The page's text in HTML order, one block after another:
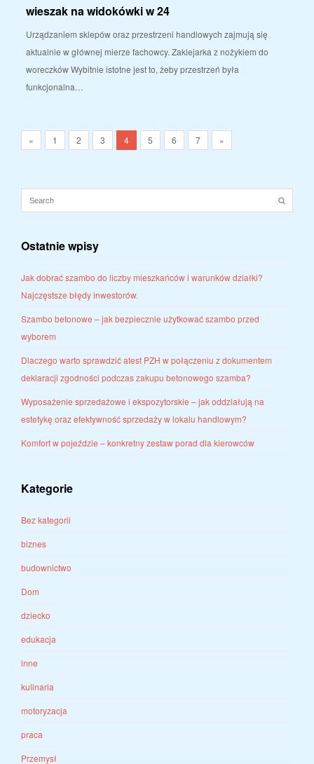
wieszak na widokówki w 24
Urządzaniem sklepów oraz przestrzeni handlowych zajmują się
aktualnie w głównej mierze fachowcy. Zaklejarka z nożykiem do
woreczków Wybitnie istotne jest to, żeby przestrzeń była
funkcjonalna…
« 1 2 3 4 5 6 7 »
Ostatnie wpisy
Jak dobrać szambo do liczby mieszkańców i warunków działki?
Najczęstsze błędy inwestorów.
Szambo betonowe – jak bezpiecznie użytkować szambo przed
wyborem
Dlaczego warto sprawdzić atest PZH w połączeniu z dokumentem
deklaracji zgodności podczas zakupu betonowego szamba?
Wyposażenie sprzedażowe i ekspozytorskie – jak oddziałują na
estetykę oraz efektywność sprzedaży w lokalu handlowym?
Komfort w pojeździe – konkretny zestaw porad dla kierowców
Kategorie
Bez kategorii
biznes
budownictwo
Dom
dziecko
edukacja
inne
kulinaria
motoryzacja
praca
Przemysł